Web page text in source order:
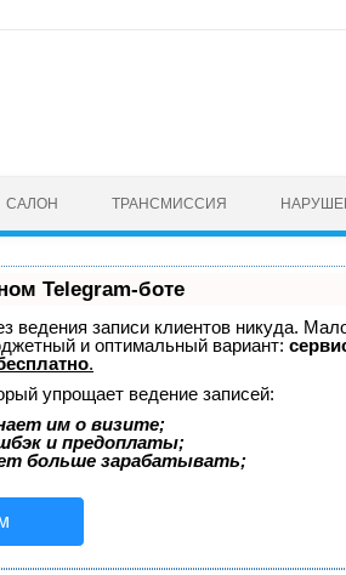
САЛОН ТРАНСМИССИЯ
Telegram-боте
ведения записи клиентов никуда.
и оптимальный вариант:
.
упрощает ведение записей:
им о визите;
и предоплаты;
больше зарабатывать;